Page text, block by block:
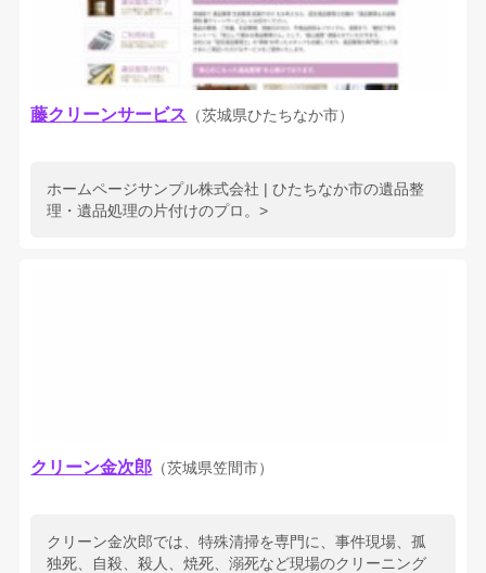
藤クリーンサービス （茨城県ひたちなか市）
ホームページサンプル株式会社 | ひたちなか市の遺品整
理・遺品処理の片付けのプロ。>
クリーン金次郎 （茨城県笠間市）
クリーン金次郎では、特殊清掃を専門に、事件現場、孤
独死、自殺、殺人、焼死、溺死など現場のクリーニング